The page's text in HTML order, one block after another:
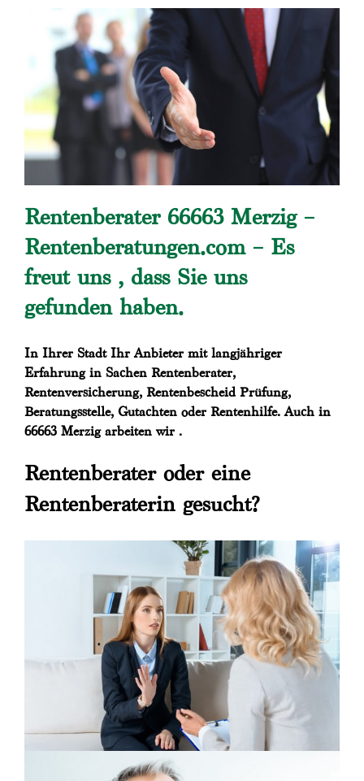
Rentenberater 66663 Merzig –
Rentenberatungen.com – Es
freut uns , dass Sie uns
gefunden haben.
In Ihrer Stadt Ihr Anbieter mit langjähriger
Erfahrung in Sachen Rentenberater,
Rentenversicherung, Rentenbescheid Prüfung,
Beratungsstelle, Gutachten oder Rentenhilfe. Auch in
66663 Merzig arbeiten wir .
Rentenberater oder eine
Rentenberaterin gesucht?